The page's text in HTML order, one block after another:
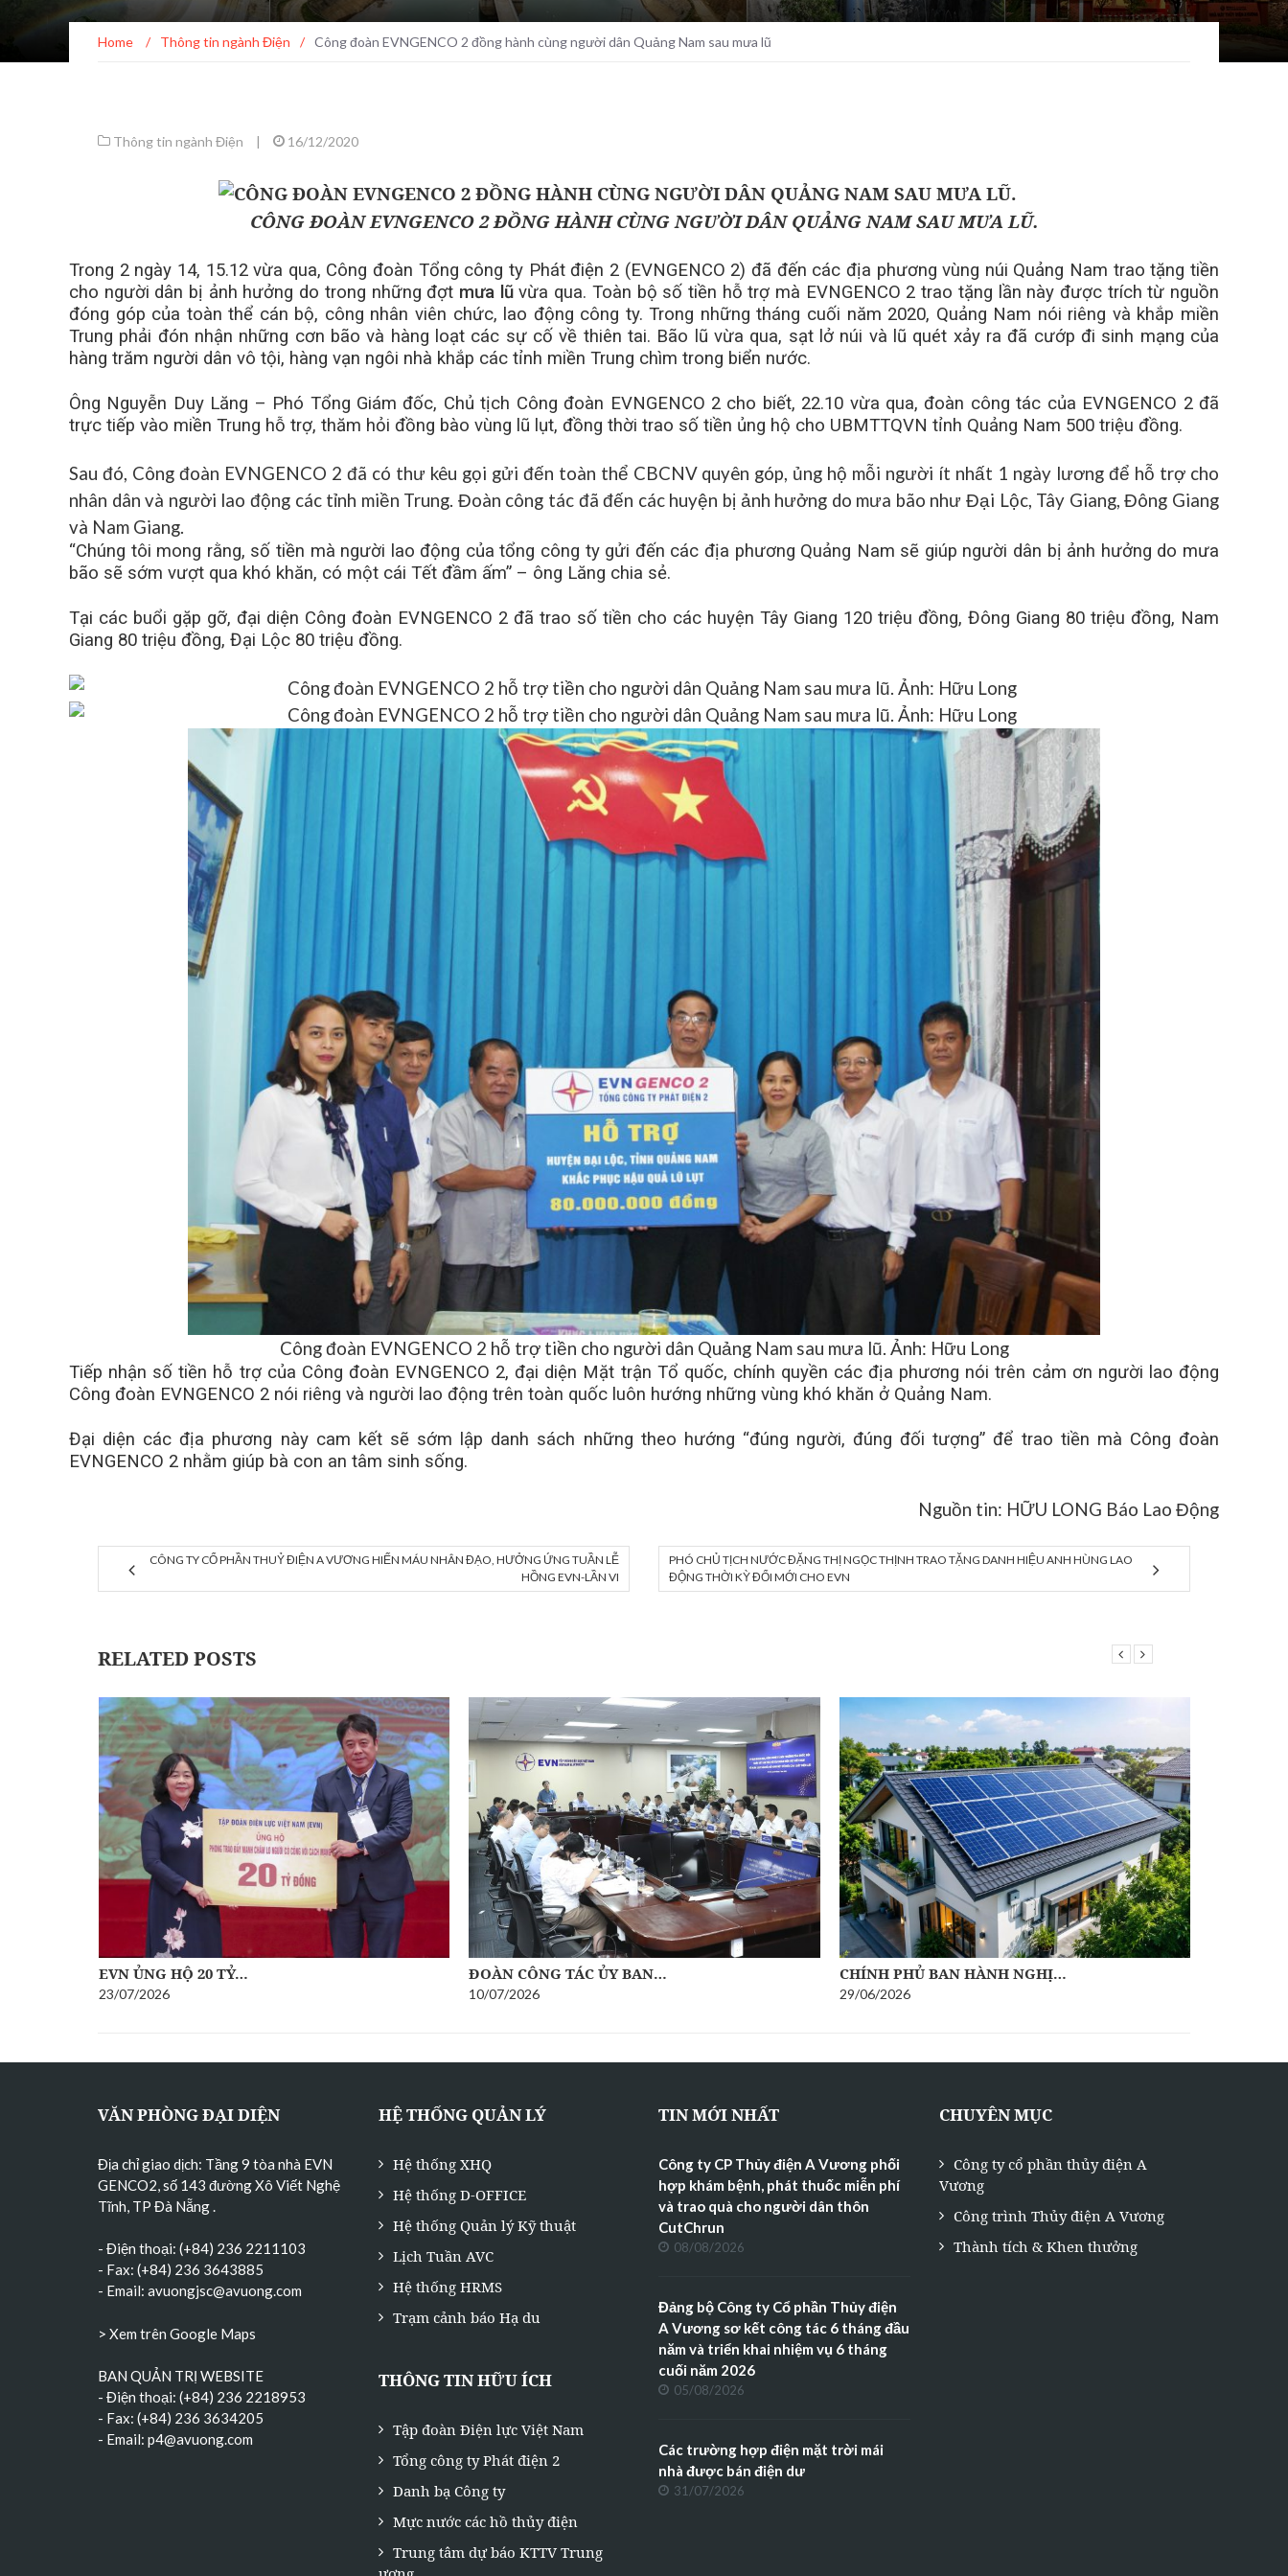
Home / Thông tin ngành Điện / Công đoàn EVNGENCO 2 đồng hành cùng người dân Quảng Nam sau mưa lũ
Thông tin ngành Điện | 16/12/2020
CÔNG ĐOÀN EVNGENCO 2 ĐỒNG HÀNH CÙNG NGƯỜI DÂN QUẢNG NAM SAU MƯA LŨ.
Trong 2 ngày 14, 15.12 vừa qua, Công đoàn Tổng công ty Phát điện 2 (EVNGENCO 2) đã đến các địa phương vùng núi Quảng Nam trao tặng tiền
cho người dân bị ảnh hưởng do trong những đợt mưa lũvừa qua. Toàn bộ số tiền hỗ trợ mà EVNGENCO 2 trao tặng lần này được trích từ nguồn
đóng góp của toàn thể cán bộ, công nhân viên chức, lao động công ty. Trong những tháng cuối năm 2020, Quảng Nam nói riêng và khắp miền
Trung phải đón nhận những cơn bão và hàng loạt các sự cố về thiên tai. Bão lũ vừa qua, sạt lở núi và lũ quét xảy ra đã cướp đi sinh mạng của
hàng trăm người dân vô tội, hàng vạn ngôi nhà khắp các tỉnh miền Trung chìm trong biển nước.
Ông Nguyễn Duy Lăng – Phó Tổng Giám đốc, Chủ tịch Công đoàn EVNGENCO 2 cho biết, 22.10 vừa qua, đoàn công tác của EVNGENCO 2 đã
trực tiếp vào miền Trung hỗ trợ, thăm hỏi đồng bào vùng lũ lụt, đồng thời trao số tiền ủng hộ cho UBMTTQVN tỉnh Quảng Nam 500 triệu đồng.
Sau đó, Công đoàn EVNGENCO 2 đã có thư kêu gọi gửi đến toàn thể CBCNV quyên góp, ủng hộ mỗi người ít nhất 1 ngày lương để hỗ trợ cho
nhân dân và người lao động các tỉnh miền Trung. Đoàn công tác đã đến các huyện bị ảnh hưởng do mưa bão như Đại Lộc, Tây Giang, Đông Giang
và Nam Giang.
“Chúng tôi mong rằng, số tiền mà người lao động của tổng công ty gửi đến các địa phương Quảng Nam sẽ giúp người dân bị ảnh hưởng do mưa
bão sẽ sớm vượt qua khó khăn, có một cái Tết đầm ấm” – ông Lăng chia sẻ.
Tại các buổi gặp gỡ, đại diện Công đoàn EVNGENCO 2 đã trao số tiền cho các huyện Tây Giang 120 triệu đồng, Đông Giang 80 triệu đồng, Nam
Giang 80 triệu đồng, Đại Lộc 80 triệu đồng.
Công đoàn EVNGENCO 2 hỗ trợ tiền cho người dân Quảng Nam sau mưa lũ. Ảnh: Hữu Long
Tiếp nhận số tiền hỗ trợ của Công đoàn EVNGENCO 2, đại diện Mặt trận Tổ quốc, chính quyền các địa phương nói trên cảm ơn người lao động
Công đoàn EVNGENCO 2 nói riêng và người lao động trên toàn quốc luôn hướng những vùng khó khăn ở Quảng Nam.
Đại diện các địa phương này cam kết sẽ sớm lập danh sách những theo hướng “đúng người, đúng đối tượng” để trao tiền mà Công đoàn
EVNGENCO 2 nhằm giúp bà con an tâm sinh sống.
Nguồn tin: HỮU LONG Báo Lao Động
CÔNG TY CỔ PHẦN THUỶ ĐIỆN A VƯƠNG HIẾN MÁU NHÂN ĐẠO, HƯỞNG ỨNG TUẦN LỄ
HỒNG EVN-LẦN VI
PHÓ CHỦ TỊCH NƯỚC ĐẶNG THỊ NGỌC THỊNH TRAO TẶNG DANH HIỆU ANH HÙNG LAO
ĐỘNG THỜI KỲ ĐỔI MỚI CHO EVN
RELATED POSTS
ĐOÀN CÔNG TÁC ỦY BAN…
10/07/2026
CHÍNH PHỦ BAN HÀNH NGHỊ…
29/06/2026
BẢN TIN SỐ 10
15/06/2026
VĂN PHÒNG ĐẠI DIỆN
Địa chỉ giao dịch: Tầng 9 tòa nhà EVN
GENCO2, số 143 đường Xô Viết Nghệ
Tĩnh, TP Đà Nẵng.
- Điện thoại: (+84) 236 2211103
- Fax: (+84) 236 3643885
- Email: avuongjsc@avuong.com
> Xem trên Google Maps
BAN QUẢN TRỊ WEBSITE
- Điện thoại: (+84) 236 2218953
- Fax: (+84) 236 3634205
- Email: p4@avuong.com
HỆ THỐNG QUẢN LÝ
Hệ thống XHQ
Hệ thống D-OFFICE
Hệ thống Quản lý Kỹ thuật
Lịch Tuần AVC
Hệ thống HRMS
Trạm cảnh báo Hạ du
THÔNG TIN HỮU ÍCH
Tập đoàn Điện lực Việt Nam
Tổng công ty Phát điện 2
Danh bạ Công ty
Mực nước các hồ thủy điện
Trung tâm dự báo KTTV Trung
TIN MỚI NHẤT
Công ty CP Thủy điện A Vương phối
hợp khám bệnh, phát thuốc miễn phí
và trao quà cho người dân thôn
CutChrun
08/08/2026
Đảng bộ Công ty Cổ phần Thủy điện
A Vương sơ kết công tác 6 tháng đầu
năm và triển khai nhiệm vụ 6 tháng
cuối năm 2026
05/08/2026
Các trường hợp điện mặt trời mái
nhà được bán điện dư
31/07/2026
CHUYÊN MỤC
Công ty cổ phần thủy điện A
Vương
Công trình Thủy điện A Vương
Thành tích & Khen thưởng